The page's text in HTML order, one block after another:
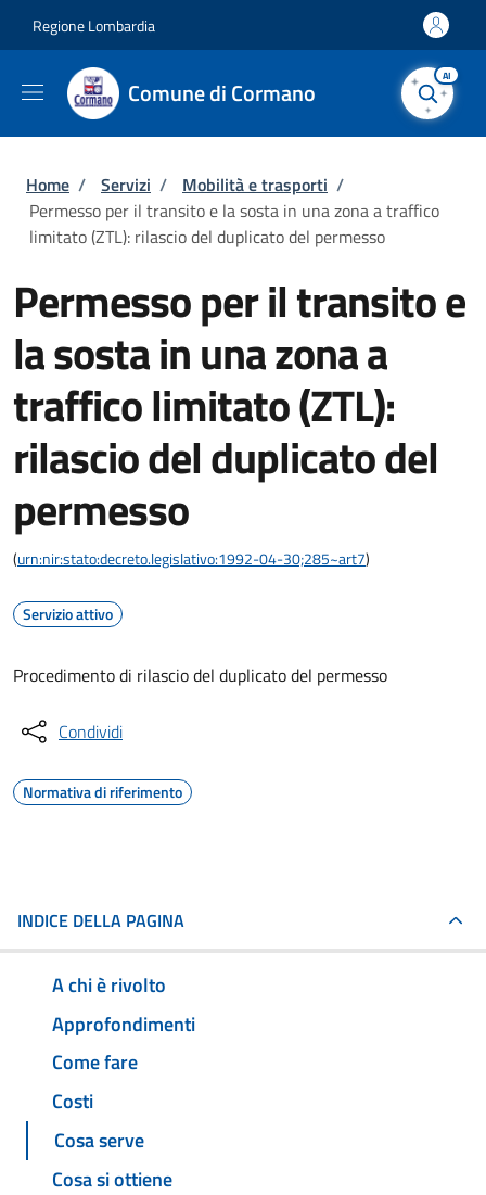
Regione Lombardia
Comune di Cormano
AI
Briciole di pane
Home / Servizi / Mobilità e trasporti /
Permesso per il transito e la sosta in una zona a traffico
limitato (ZTL): rilascio del duplicato del permesso
Permesso per il transito e
la sosta in una zona a
traffico limitato (ZTL):
rilascio del duplicato del
permesso
(urn:nir:stato:decreto.legislativo:1992-04-30;285~art7)
Servizio attivo
Procedimento di rilascio del duplicato del permesso
Condividi
Normativa di riferimento
INDICE DELLA PAGINA
A chi è rivolto
Approfondimenti
Come fare
Costi
Cosa serve
Cosa si ottiene